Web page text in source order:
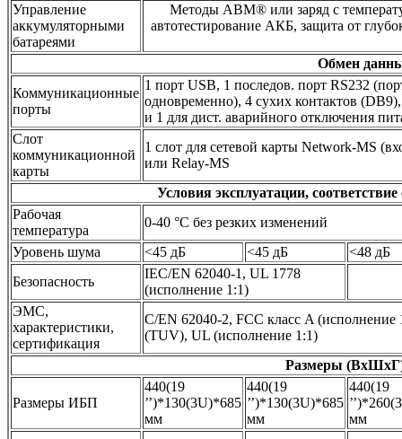
Управление
аккумуляторными
батареями
Методы ABM® или заряд с
автотестирование АКБ, защита от
Обмен
Коммуникационные
порты
1 порт USB, 1 последов. порт RS232
одновременно), 4 сухих контактов
и 1 для дист. аварийного отключения
Слот
коммуникационной
карты
1 слот для сетевой карты Network-MS
или Relay-MS
Условия эксплуатации,
Рабочая
температура
0-40 °C без резких изменений
Уровень шума
<45 дБ <45 дБ
<48 дБ
Безопасность
IEC/EN 62040-1, UL 1778
(исполнение 1:1)
ЭМС,
характеристики,
сертификация
C/EN 62040-2, FCC класс A
(TUV), UL (исполнение 1:1)
Размеры (ВxШxГ)
Размеры ИБП
440(19
’’)*130(3U)*685
мм
440(19
’’)*130(3U)*685
мм
440(19
мм